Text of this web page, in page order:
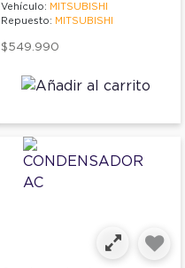
Vehículo: MITSUBISHI
Repuesto: MITSUBISHI
$549.990